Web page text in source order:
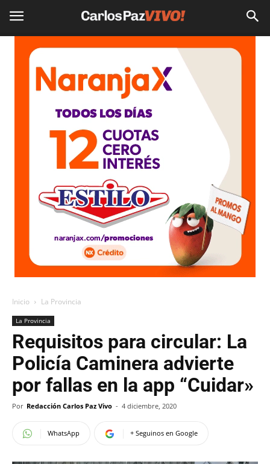
Inicio La Provincia
La Provincia
Requisitos para circular: La
Policía Caminera advierte
por fallas en la app “Cuidar»
Por Redacción Carlos Paz Vivo - 4 diciembre, 2020
WhatsApp + Seguinos en Google